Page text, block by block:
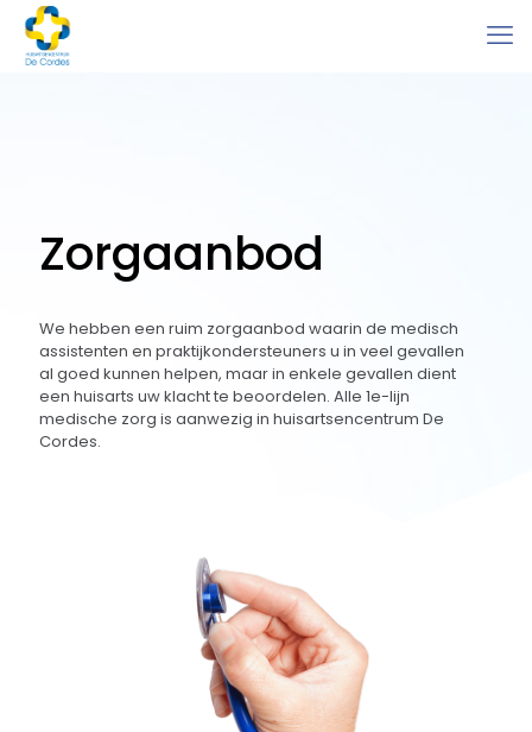
Zorgaanbod
We hebben een ruim zorgaanbod waarin de medisch
assistenten en praktijkondersteuners u in veel gevallen
al goed kunnen helpen, maar in enkele gevallen dient
een huisarts uw klacht te beoordelen. Alle 1e-lijn
medische zorg is aanwezig in huisartsencentrum De
Cordes.